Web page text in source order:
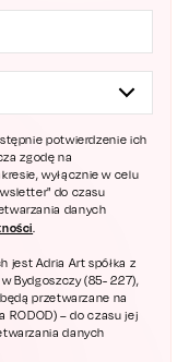
potwierdzenie ich
zgodę na
wyłącznie w celu
do czasu
danych
.
jest Adria Art spółka z
Bydgoszczy (85- 227),
przetwarzane na
RODOD) – do czasu jej
danych